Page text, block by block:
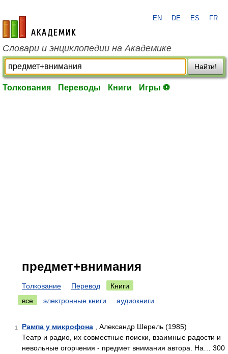
academic.ru
EN DE ES FR
Словари и энциклопедии на Академике
Найти!
Толкования Переводы Книги Игры ⚽
предмет+внимания
Толкование Перевод
Книги
все
электронные книги аудиокниги
1 Рампа у микрофона , Александр Шерель (1985)
Театр и радио, их совместные поиски, взаимные радости и
невольные огорчения - предмет внимания автора. На… 300